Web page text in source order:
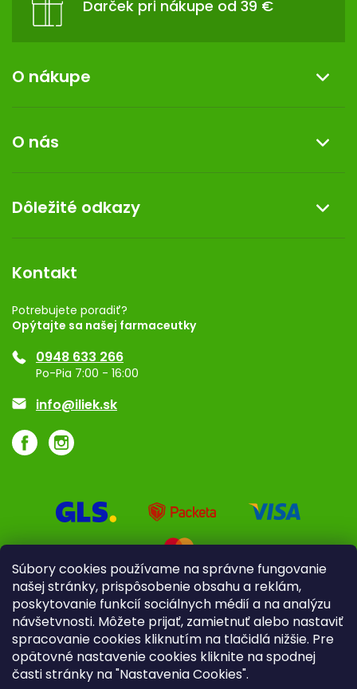
Súbory cookies používame na správne fungovanie
našej stránky, prispôsobenie obsahu a reklám,
poskytovanie funkcií sociálnych médií a na analýzu
návšetvnosti. Môžete prijať, zamietnuť alebo nastaviť
spracovanie cookies kliknutím na tlačidlá nižšie. Pre
opätovné nastavenie cookies kliknite na spodnej
časti stránky na "Nastavenia Cookies".
Darček pri nákupe od 39 €
O nákupe
Reklamácia a vrátenie tovaru
Doprava a platba
Darček k nákupu
O nás
Kontakt
Dermocentrum
Dôležité odkazy
Rozhodnutie na prevádzku
Registrácia
Ponuka pre firmy
Značky
Kontakt
Potrebujete poradiť?
Opýtajte sa našej farmaceutky
0948 633 266
Po-Pia 7:00 - 16:00
info@iliek.sk
Pre firmy Poradenstvo